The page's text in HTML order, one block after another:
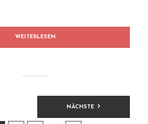
WEITERLESEN
NÄCHSTE